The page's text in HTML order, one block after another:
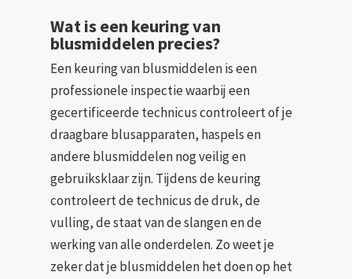
Wat is een keuring van
blusmiddelen precies?
Een keuring van blusmiddelen is een
professionele inspectie waarbij een
gecertificeerde technicus controleert of je
draagbare blusapparaten, haspels en
andere blusmiddelen nog veilig en
gebruiksklaar zijn. Tijdens de keuring
controleert de technicus de druk, de
vulling, de staat van de slangen en de
werking van alle onderdelen. Zo weet je
zeker dat je blusmiddelen het doen op het